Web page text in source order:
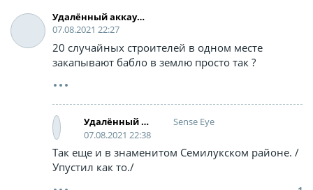
Удалённый аккаунт
07.08.2021 22:27
20 случайных строителей в одном месте
закапывают бабло в землю просто так ?
Удалённый аккаунт
Sense Eye
07.08.2021 22:38
Так еще и в знаменитом Семилукском районе. /
Упустил как то./